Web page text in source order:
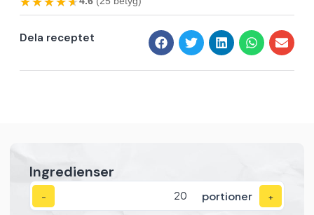
Dela receptet
Ingredienser
− portioner +